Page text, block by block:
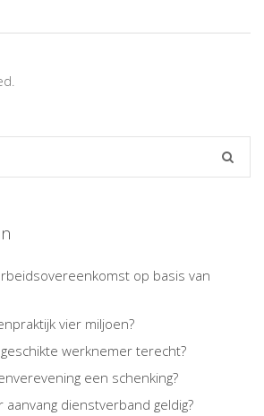
op basis van
vier miljoen?
werknemer terecht?
een schenking?
dienstverband geldig?